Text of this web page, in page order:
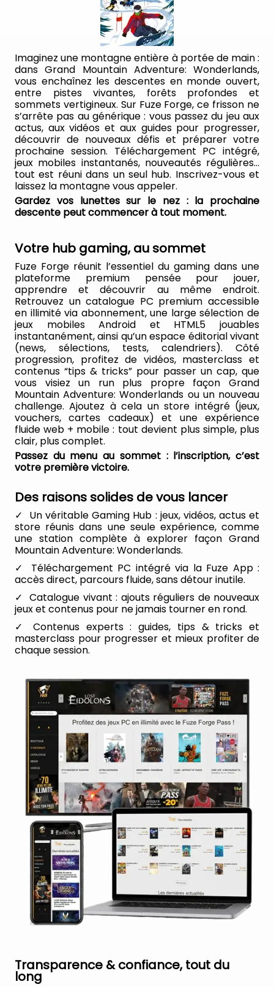
Imaginez une montagne entière à portée de main :
dans Grand Mountain Adventure: Wonderlands,
vous enchaînez les descentes en monde ouvert,
entre pistes vivantes, forêts profondes et
sommets vertigineux. Sur Fuze Forge, ce frisson ne
s’arrête pas au générique : vous passez du jeu aux
actus, aux vidéos et aux guides pour progresser,
découvrir de nouveaux défis et préparer votre
prochaine session. Téléchargement PC intégré,
jeux mobiles instantanés, nouveautés régulières…
tout est réuni dans un seul hub. Inscrivez-vous et
laissez la montagne vous appeler.
Gardez vos lunettes sur le nez : la prochaine
descente peut commencer à tout moment.
Votre hub gaming, au sommet
Fuze Forge réunit l’essentiel du gaming dans une
plateforme premium pensée pour jouer,
apprendre et découvrir au même endroit.
Retrouvez un catalogue PC premium accessible
en illimité via abonnement, une large sélection de
jeux mobiles Android et HTML5 jouables
instantanément, ainsi qu’un espace éditorial vivant
(news, sélections, tests, calendriers). Côté
progression, profitez de vidéos, masterclass et
contenus “tips & tricks” pour passer un cap, que
vous visiez un run plus propre façon Grand
Mountain Adventure: Wonderlands ou un nouveau
challenge. Ajoutez à cela un store intégré (jeux,
vouchers, cartes cadeaux) et une expérience
fluide web + mobile : tout devient plus simple, plus
clair, plus complet.
Passez du menu au sommet : l’inscription, c’est
votre première victoire.
Des raisons solides de vous lancer
Un véritable Gaming Hub : jeux, vidéos, actus et
store réunis dans une seule expérience, comme
une station complète à explorer façon Grand
Mountain Adventure: Wonderlands.
Téléchargement PC intégré via la Fuze App :
accès direct, parcours fluide, sans détour inutile.
Catalogue vivant : ajouts réguliers de nouveaux
jeux et contenus pour ne jamais tourner en rond.
Contenus experts : guides, tips & tricks et
masterclass pour progresser et mieux profiter de
chaque session.
Transparence & confiance, tout du
long